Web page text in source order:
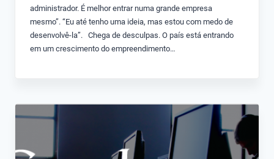
administrador. É melhor entrar numa grande empresa
mesmo”. “Eu até tenho uma ideia, mas estou com medo de
desenvolvê-la”. Chega de desculpas. O país está entrando
em um crescimento do empreendimento…